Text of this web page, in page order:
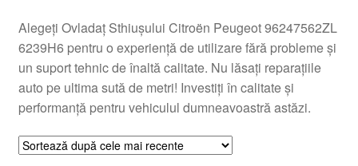
Termeni si conditii
Alegeți Ovladaț Sthiușului Citroën Peugeot 96247562ZL
6239H6 pentru o experiență de utilizare fără probleme și
un suport tehnic de înaltă calitate. Nu lăsați reparațiile
auto pe ultima sută de metri! Investiți în calitate și
performanță pentru vehiculul dumneavoastră astăzi.